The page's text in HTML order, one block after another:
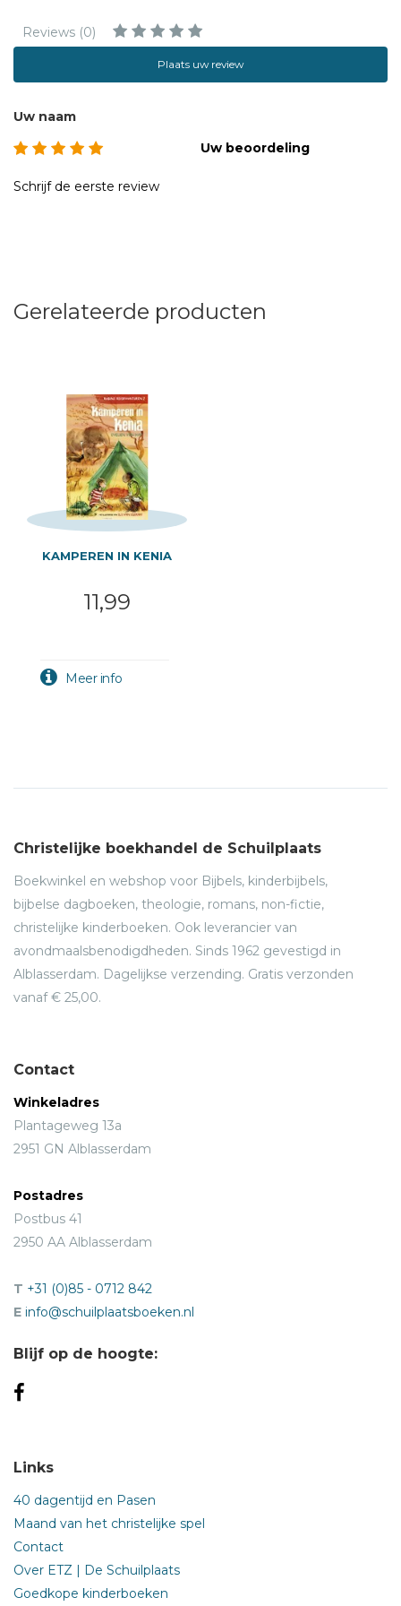
Reviews (0)
Plaats uw review
Uw naam
Uw beoordeling
Schrijf de eerste review
Gerelateerde producten
KAMPEREN IN KENIA
11,99
Christelijke boekhandel de Schuilplaats
Boekwinkel en webshop voor Bijbels, kinderbijbels,
bijbelse dagboeken, theologie, romans, non-fictie,
christelijke kinderboeken. Ook leverancier van
avondmaalsbenodigdheden. Sinds 1962 gevestigd in
Alblasserdam. Dagelijkse verzending. Gratis verzonden
vanaf € 25,00.
Contact
Winkeladres
Plantageweg 13a
2951 GN Alblasserdam
Postadres
Postbus 41
2950 AA Alblasserdam
T +31 (0)85 - 0712 842
E info@schuilplaatsboeken.nl
Blijf op de hoogte:
Links
40 dagentijd en Pasen
Maand van het christelijke spel
Contact
Over ETZ | De Schuilplaats
Goedkope kinderboeken